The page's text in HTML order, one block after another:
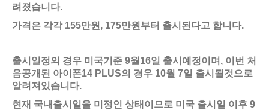
려졌습니다.
가격은 각각 155만원, 175만원부터 출시된다고 합니다.
출시일정의 경우 미국기준 9월16일 출시예정이며, 이번 처
음공개된 아이폰14 PLUS의 경우 10월 7일 출시될것으로
알려져있습니다.
현재 국내출시일을 미정인 상태이므로 미국 출시일 이후 9